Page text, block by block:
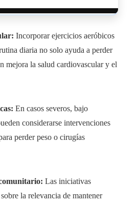
Incorporar ejercicios aeróbicos
diaria no solo ayuda a perder
mejora la salud cardiovascular y el
En casos severos, bajo
considerarse intervenciones
perder peso o cirugías
Las iniciativas
la relevancia de mantener